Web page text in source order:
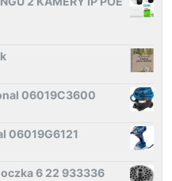
06019C3600
06019G6121
6 22 933336